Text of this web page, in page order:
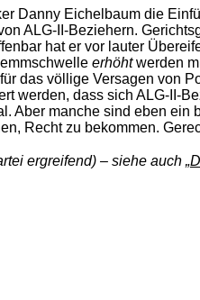
Danny Eichelbaum die
ALG-II-Beziehern.
hat er vor lauter
erhöhtwerden
das völlige Versagen von
werden, dass sich ALG-II-
Aber manche sind eben
Recht zu bekommen.
ergreifend) – siehe auch „